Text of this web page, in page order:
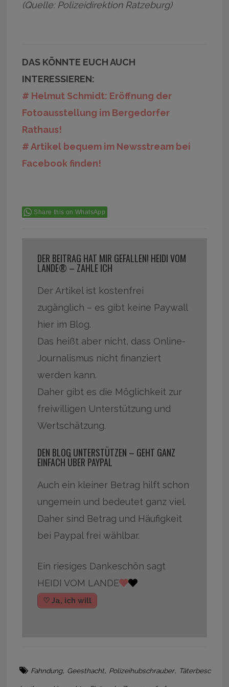
(Quelle: Polizeidirektion Ratzeburg)
DAS KÖNNTE EUCH AUCH
INTERESSIEREN:
# Helmut Schmidt: Eröffnung der
Fotoausstellung im Bergedorfer
Rathaus!
# Artikel bequem im Newsstream bei
Facebook finden!
Share this on WhatsApp
DER BEITRAG HAT MIR GEFALLEN! HEIDI VOM
LANDE® – ZAHLE ICH
Der Artikel ist kostenfrei
zugänglich – es gibt keine Paywall
hier im Blog.
Das heißt aber nicht, dass Online-
Journalismus nicht finanziert
werden kann.
Daher gibt es die Möglichkeit zur
freiwilligen Unterstützung und
Wertschätzung.
DEN BLOG UNTERSTÜTZEN – GEHT GANZ
EINFACH ÜBER PAYPAL
Auch ein kleiner Betrag hilft schon
ungemein und bedeutet ganz viel.
Daher sind Betrag und Häufigkeit
bei Paypal frei wählbar.
Ein riesiges Dankeschön sagt
HEIDI VOM LANDE
♡ Ja, ich will
Fahndung, Geesthacht, Polizeihubschrauber, Täterbesc